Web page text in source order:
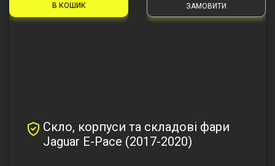
В КОШИК ЗАМОВИТИ
Скло, корпуси та складові фари
Jaguar E-Pace (2017-2020)